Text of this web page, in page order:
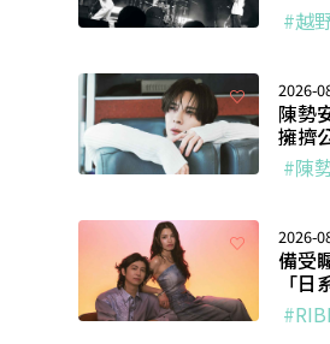
#越
2026-
陳勢
擁擠
#陳
2026-
備受
「